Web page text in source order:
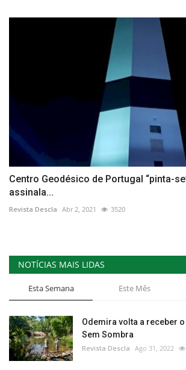
Centro Geodésico de Portugal “pinta-
assinala...
Revista Descla Abr 2, 2021 3520
NOTÍCIAS MAIS LIDAS
Esta Semana Este Mês
Odemira volta a receber
Sem Sombra
Revista Descla Ago 31, 2022